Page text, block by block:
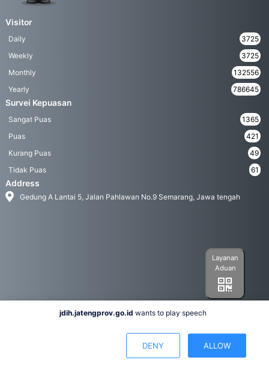
Visitor
Daily
3725
Weekly
3725
Monthly
132556
Yearly
786645
Survei Kepuasan
Sangat Puas
1365
Puas
421
Kurang Puas
49
Tidak Puas
61
Address
Gedung A Lantai 5, Jalan Pahlawan No.9 Semarang, Jawa tengah
Layanan
Aduan
Hak Cipta 2022© Biro Hukum Pemerintah Provinsi Jawa Tengah
jdih.jatengprov.go.id wants to play speech
DENY ALLOW